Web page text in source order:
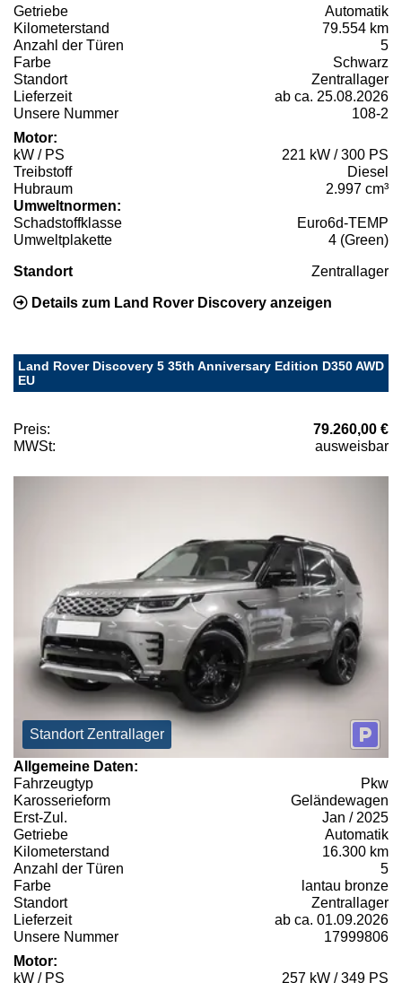
Getriebe
Automatik
Kilometerstand
79.554 km
Anzahl der Türen
5
Farbe
Schwarz
Standort
Zentrallager
Lieferzeit
ab ca. 25.08.2026
Unsere Nummer
108-2
Motor:
kW / PS
221 kW / 300 PS
Treibstoff
Diesel
Hubraum
2.997 cm³
Umweltnormen:
Schadstoffklasse
Euro6d-TEMP
Umweltplakette
4 (Green)
Standort Zentrallager
Details zum Land Rover Discovery anzeigen
Land Rover Discovery 5 35th Anniversary Edition D350 AWD
EU
Preis:
79.260,00 €
MWSt:
ausweisbar
Standort Zentrallager
Allgemeine Daten:
Fahrzeugtyp
Pkw
Karosserieform
Geländewagen
Erst-Zul.
Jan / 2025
Getriebe
Automatik
Kilometerstand
16.300 km
Anzahl der Türen
5
Farbe
lantau bronze
Standort
Zentrallager
Lieferzeit
ab ca. 01.09.2026
Unsere Nummer
17999806
Motor:
kW / PS
257 kW / 349 PS